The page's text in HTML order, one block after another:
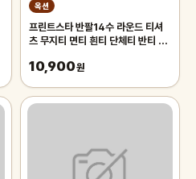
옥션
프린트스타 반팔14수 라운드 티셔
츠 무지티 면티 흰티 단체티 반티 아
10,900원